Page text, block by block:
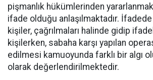
pişmanlık hükümlerinden
ifade olduğu anlaşılmaktadır.
kişiler, çağrılmaları halinde gidip
kişilerken, sabaha karşı yapılan
edilmesi kamuoyunda farklı bir algı
olarak değerlendirilmektedir.